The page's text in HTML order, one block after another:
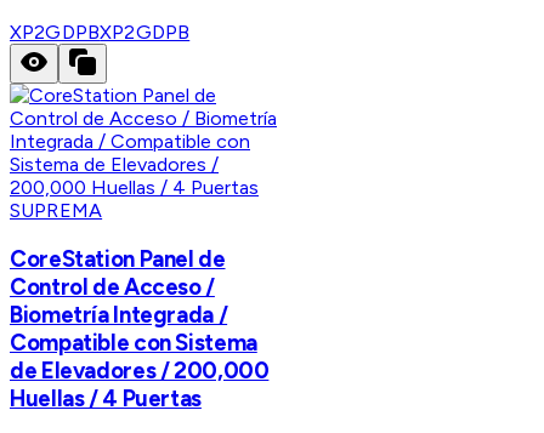
XP2GDPBXP2GDPB
SUPREMA
CoreStation Panel de
Control de Acceso /
Biometría Integrada /
Compatible con Sistema
de Elevadores / 200,000
Huellas / 4 Puertas